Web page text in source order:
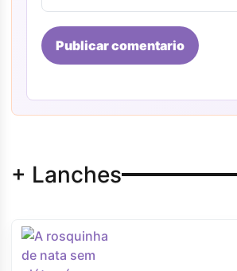
Publicar comentario
+ Lanches